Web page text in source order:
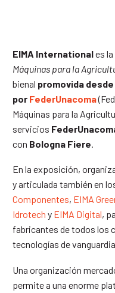
EIMA Internationales la
Máquinas para la
bienal promovida desde
por FederUnacoma
Máquinas para la
servicios
con Bologna Fiere
En la exposición,
y articulada también en
Componentes, EIMA
Idrotech y EIMA Digital,
fabricantes de todos los
tecnologías de
Una organización
permite a una enorme